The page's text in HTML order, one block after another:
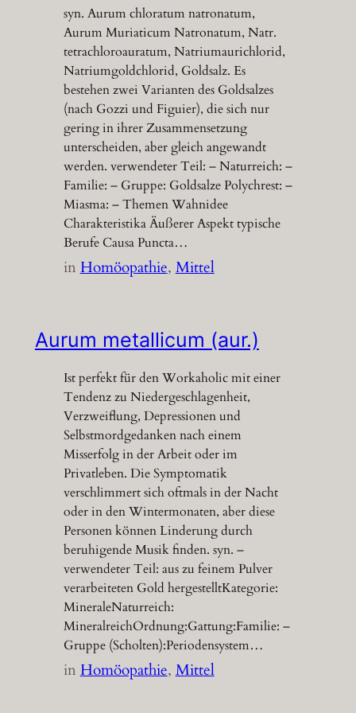
syn. Aurum chloratum natronatum,
Aurum Muriaticum Natronatum, Natr.
tetrachloroauratum, Natriumaurichlorid,
Natriumgoldchlorid, Goldsalz. Es
bestehen zwei Varianten des Goldsalzes
(nach Gozzi und Figuier), die sich nur
gering in ihrer Zusammensetzung
unterscheiden, aber gleich angewandt
werden. verwendeter Teil: – Naturreich: –
Familie: – Gruppe: Goldsalze Polychrest: –
Miasma: – Themen Wahnidee
Charakteristika Äußerer Aspekt typische
Berufe Causa Puncta…
inHomöopathie, Mittel
Aurum metallicum (aur.)
Ist perfekt für den Workaholic mit einer
Tendenz zu Niedergeschlagenheit,
Verzweiflung, Depressionen und
Selbstmordgedanken nach einem
Misserfolg in der Arbeit oder im
Privatleben. Die Symptomatik
verschlimmert sich oftmals in der Nacht
oder in den Wintermonaten, aber diese
Personen können Linderung durch
beruhigende Musik finden. syn. –
verwendeter Teil: aus zu feinem Pulver
verarbeiteten Gold hergestelltKategorie:
MineraleNaturreich:
MineralreichOrdnung:Gattung:Familie: –
Gruppe (Scholten):Periodensystem…
inHomöopathie, Mittel